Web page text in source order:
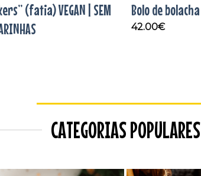
(fatia) VEGAN | SEM
Bolo de bolacha
42.00€
CATEGORIAS POPULARES